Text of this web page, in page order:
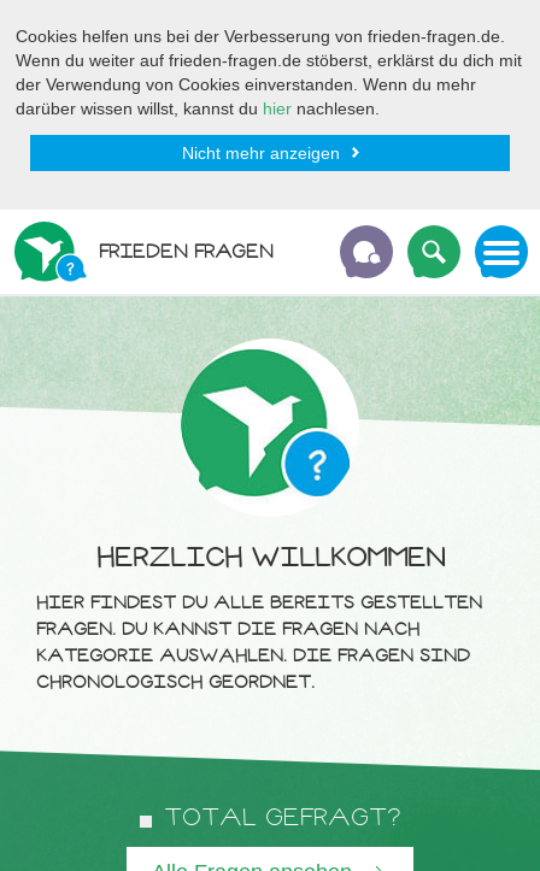
Cookies helfen uns bei der Verbesserung von frieden-fragen.de.
Wenn du weiter auf frieden-fragen.de stöberst, erklärst du dich mit
der Verwendung von Cookies einverstanden. Wenn du mehr
darüber wissen willst, kannst du hier nachlesen.
Nicht mehr anzeigen
FRIEDEN FRAGEN
HERZLICH WILLKOMMEN
HIER FINDEST DU ALLE BEREITS GESTELLTEN
FRAGEN. DU KANNST DIE FRAGEN NACH
KATEGORIE AUSWÄHLEN. DIE FRAGEN SIND
CHRONOLOGISCH GEORDNET.
TOTAL GEFRAGT?